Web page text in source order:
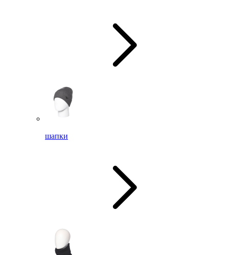
шапки